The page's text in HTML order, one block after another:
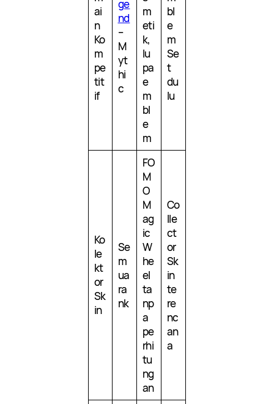
ai
n
Ko
m
pe
tit
if
ge
nd
–
M
yt
hi
c
m
eti
k,
lu
pa
e
m
bl
e
m
bl
e
m
Se
t
du
lu
Ko
le
kt
or
Sk
in
Se
m
ua
ra
nk
FO
M
O
M
ag
ic
W
he
el
ta
np
a
pe
rhi
tu
ng
an
Co
lle
ct
or
Sk
in
te
re
nc
an
a